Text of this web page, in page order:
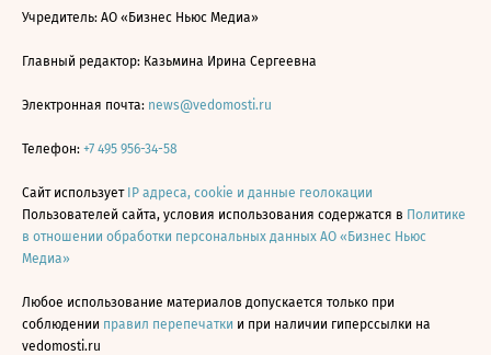
Учредитель: АО «Бизнес Ньюс Медиа»
Главный редактор: Казьмина Ирина Сергеевна
Электронная почта: news@vedomosti.ru
Телефон: +7 495 956-34-58
Сайт использует IP адреса, cookie и данные геолокации
Пользователей сайта, условия использования содержатся в Политике
в отношении обработки персональных данных АО «Бизнес Ньюс
Медиа»
Любое использование материалов допускается только при
соблюдении правил перепечатки и при наличии гиперссылки на
vedomosti.ru